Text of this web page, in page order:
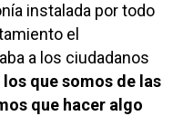
instalada por todo
el
a los ciudadanos
los que somos de las
que hacer algo